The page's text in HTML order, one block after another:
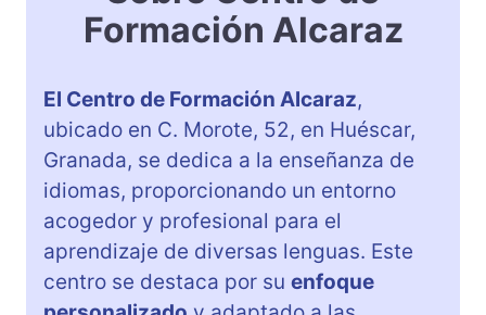
Formación Alcaraz
El Centro de Formación Alcaraz,
ubicado en C. Morote, 52, en Huéscar,
Granada, se dedica a la enseñanza de
idiomas, proporcionando un entorno
acogedor y profesional para el
aprendizaje de diversas lenguas. Este
centro se destaca por su enfoque